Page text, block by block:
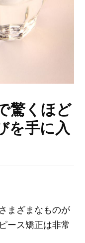
驚くほど
を手に入
まざまなものが
ース矯正は非常